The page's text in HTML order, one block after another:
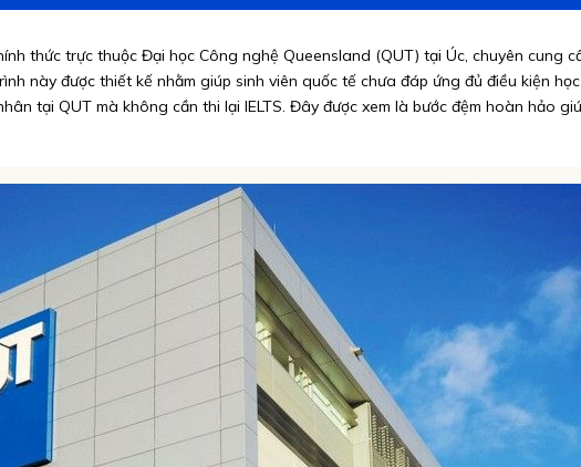
thức trực thuộc Đại học Công nghệ Queensland (QUT) tại Úc, chuyên cung
này được thiết kế nhằm giúp sinh viên quốc tế chưa đáp ứng đủ điều kiện
tại QUT mà không cần thi lại IELTS. Đây được xem là bước đệm hoàn hảo